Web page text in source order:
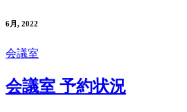
6月, 2022
会議室
会議室 予約状況